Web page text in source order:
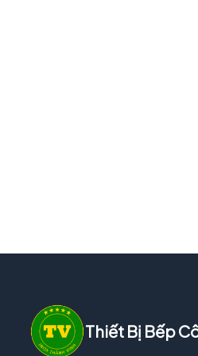
Thiết Bị Bếp